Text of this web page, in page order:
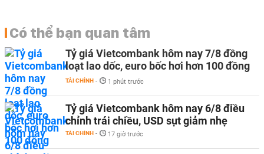
Có thể bạn quan tâm
Tỷ giá Vietcombank hôm nay 7/8 đồng
loạt lao dốc, euro bốc hơi hơn 100 đồng
TÀI CHÍNH - 1 phút trước
Tỷ giá Vietcombank hôm nay 6/8 điều
chỉnh trái chiều, USD sụt giảm nhẹ
TÀI CHÍNH - 17 giờ trước